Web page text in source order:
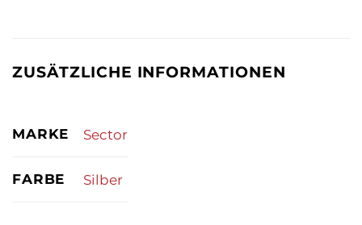
ZUSÄTZLICHE INFORMATIONEN
MARKE Sector
FARBE Silber